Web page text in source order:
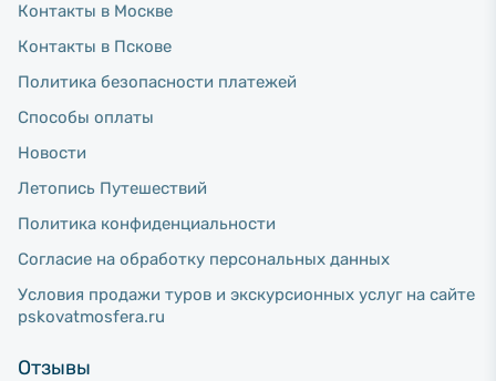
Контакты в Москве
Контакты в Пскове
Политика безопасности платежей
Способы оплаты
Новости
Летопись Путешествий
Политика конфиденциальности
Согласие на обработку персональных данных
Условия продажи туров и экскурсионных услуг на сайте
pskovatmosfera.ru
Отзывы